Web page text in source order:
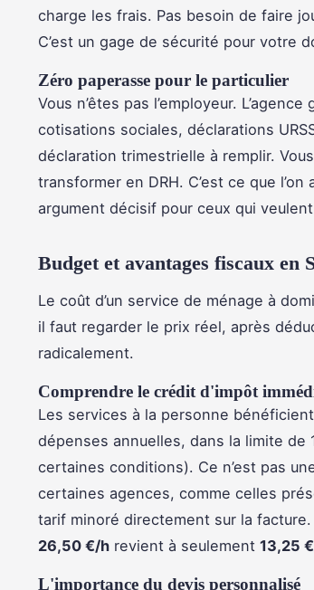
charge les frais. Pas besoin de faire
C’est un gage de sécurité pour votre
Zéro paperasse pour le particulier
Vous n’êtes pas l’employeur.
cotisations sociales, déclarations
déclaration trimestrielle à remplir.
transformer en DRH. C’est ce que l’on
argument décisif pour ceux qui
Budget et avantages fiscaux en
Le coût d’un service de ménage à
il faut regarder le prix réel, après
radicalement.
Comprendre le crédit d'impôt
Les services à la personne bénéficient
dépenses annuelles, dans la limite
certaines conditions). Ce n’est pas
certaines agences, comme celles
tarif minoré directement sur la
26,50 €/h revient à seulement 13,25
L'importance du devis personnalisé